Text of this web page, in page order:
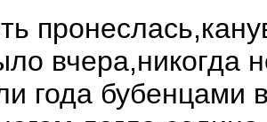
вчера,никогда
года бубенцами